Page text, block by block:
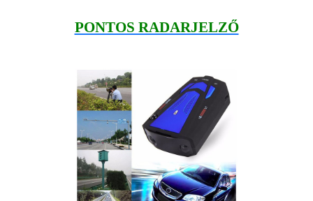
PONTOS RADARJELZŐ